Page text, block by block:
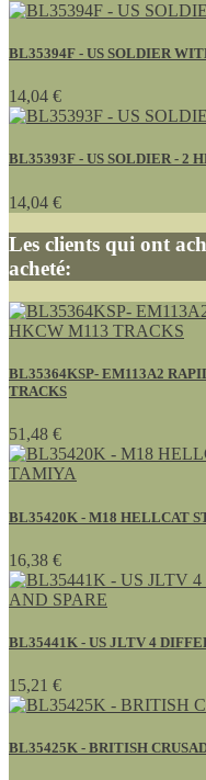
BL35394F - US SOLDIER
14,04 €
BL35393F - US SOLDIER - 2
14,04 €
Les clients qui ont
acheté:
BL35364KSP- EM113A2
TRACKS
51,48 €
BL35420K - M18 HELLCAT
16,38 €
BL35441K - US JLTV 4
15,21 €
BL35425K - BRITISH